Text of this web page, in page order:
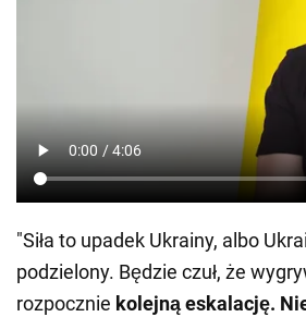
"Siła to upadek Ukrainy, albo
podzielony. Będzie czuł, że
rozpocznie kolejną eskalację.